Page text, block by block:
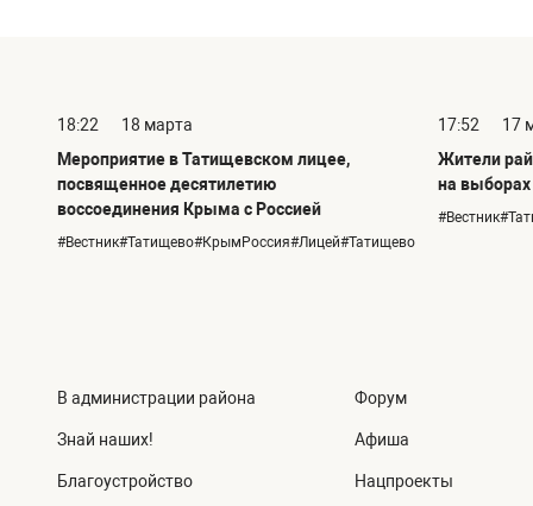
18:22
18 марта
Мероприятие в Татищевском лицее,
посвященное десятилетию
воссоединения Крыма с Россией
#Вестник#Татищево#КрымРоссия#Лицей#Татищево
17:52
17
Жители
на
В администрации района
Знай наших!
Благоустройство
Форум
Афиша
Нацпроекты